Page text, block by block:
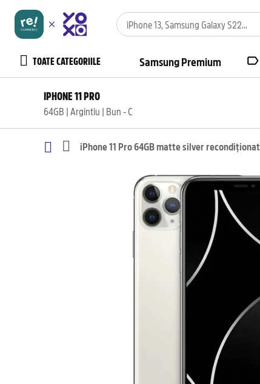
TOATE CATEGORIILE Samsung Premium
IPHONE 11 PRO
64GB | Argintiu | Bun - C
iPhone 11 Pro 64GB matte silver recondiționat